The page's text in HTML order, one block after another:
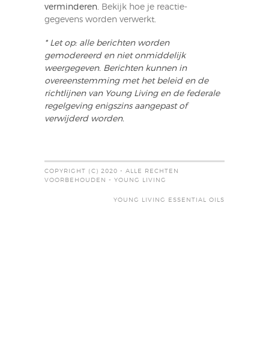
verminderen. Bekijk hoe je reactie-
gegevens worden verwerkt.
* Let op: alle berichten worden
gemodereerd en niet onmiddelijk
weergegeven. Berichten kunnen in
overeenstemming met het beleid en de
richtlijnen van Young Living en de federale
regelgeving enigszins aangepast of
verwijderd worden.
COPYRIGHT (C) 2020 - ALLE RECHTEN
VOORBEHOUDEN - YOUNG LIVING
YOUNG LIVING ESSENTIAL OILS